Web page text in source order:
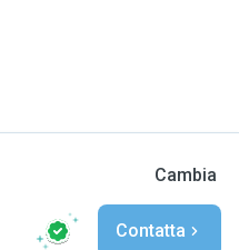
Cambia
Contatta